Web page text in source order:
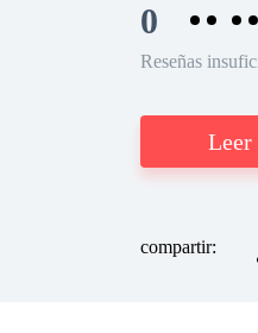
0
Reseñas
Leer
compartir: